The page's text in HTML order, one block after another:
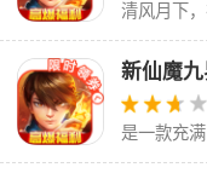
清风月下
新仙魔
是一款充
戏